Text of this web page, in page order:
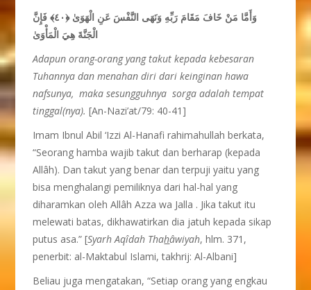
وَأَمَّا مَنْ خَافَ مَقَامَ رَبِّهِ وَنَهَى النَّفْسَ عَنِ الْهَوَىٰ ﴿٤٠﴾ فَإِنَّ
الْجَنَّةَ هِيَ الْمَأْوَىٰ
Adapun orang-orang yang takut kepada kebesaran
Tuhannya dan menahan diri dari keinginan hawa
nafsunya, maka sesungguhnya sorga adalah tempat
tinggal(nya). [An-Nazi’at/79: 40-41]
Imam Ibnul Abil ‘Izzi Al-Hanafi rahimahullah berkata,
“Seorang hamba wajib takut dan berharap (kepada
Allâh). Dan takut yang benar dan terpuji yaitu yang
bisa menghalangi pemiliknya dari hal-hal yang
diharamkan oleh Allâh Azza wa Jalla . Jika takut itu
melewati batas, dikhawatirkan dia jatuh kepada sikap
putus asa.” [Syarh Aqîdah Thahâwiyah, hlm. 371,
penerbit: al-Maktabul Islami, takhrij: Al-Albani]
Beliau juga mengatakan, “Setiap orang yang engkau